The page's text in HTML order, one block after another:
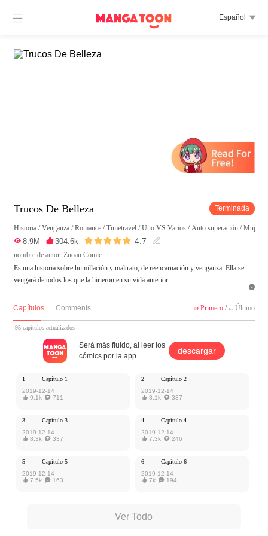
 Español 
Trucos De Belleza Terminada
Historia /Venganza /Romance /Timetravel /Uno VS Varios / Auto superación /Mujer
 8.9M 304.6k  4.7 
nombre de autor: Zuoan Comic
Es una historia sobre humillación y maltrato, de reencarnación y venganza. Ella se
vengará de todos los que la hirieron en su vida anterior.
MangaToon tiene autorización de Zuoan Comic para publicar esa obra, el contenid

Capítulos Comments  Primero/  Último
95 capítulos actualizados
Será más fluido, al leer los
cómics por la app
descargar
1
Capítulo 1
2019-12-14
 9.1k 711
2
Capítulo 2
2019-12-14
 8.1k 337
3
Capítulo 3
2019-12-14
 8.3k 337
4
Capítulo 4
2019-12-14
 7.3k 246
5
Capítulo 5
2019-12-14
 7.5k 163
6
Capítulo 6
2019-12-14
 7k 194
Ver Todo